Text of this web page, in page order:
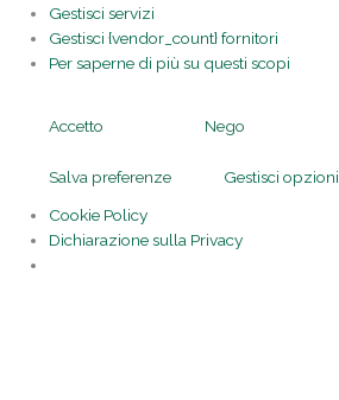
Gestisci servizi
Gestisci {vendor_count} fornitori
Per saperne di più su questi scopi
Accetto Nego
Salva preferenze
Gestisci opzioni
Cookie Policy
Dichiarazione sulla Privacy